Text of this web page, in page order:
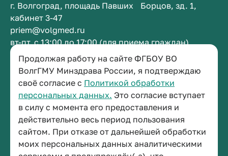
Продолжая работу на сайте ФГБОУ ВО
ВолгГМУ Минздрава России, я подтверждаю
своё согласие с Политикой обработки
персональных данных. Это согласие вступает
в силу с момента его предоставления и
действительно весь период пользования
сайтом. При отказе от дальнейшей обработки
моих персональных данных аналитическими
г. Волгоград, площадь Павших Борцов, зд. 1,
кабинет 3-47
priem@volgmed.ru
вт-пт, с 13:00 до 17:00 (для приема граждан)
Приемная ректора
+7 (8442) 38-50-05
г. Волгоград, площадь Павших Борцов, зд. 1,
кабинет 3-11
post@volgmed.ru
пн-пт, с 08.30 до 17.00 (перерыв с 12.30 до 13.00)